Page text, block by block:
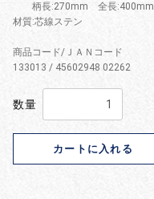
柄長:270mm 全長:400mm
材質:芯線ステン
商品コード/ＪＡＮコード
133013 / 45602948 02262
数量
カートに入れる